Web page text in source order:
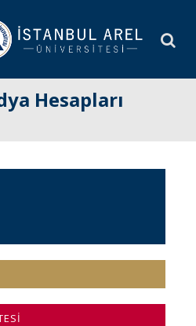
Hesapları